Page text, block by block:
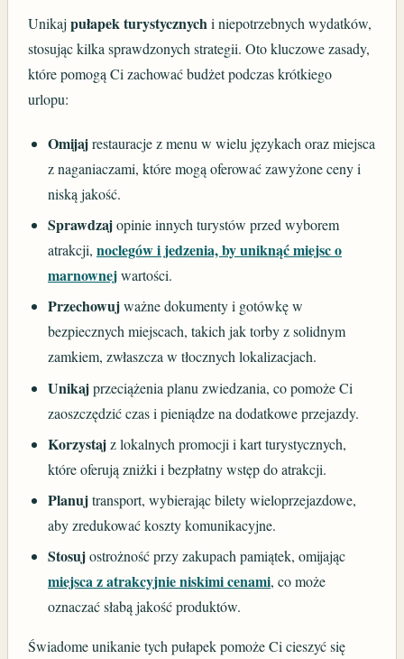
Unikajpułapek turystycznychi niepotrzebnych wydatków,
stosując kilka sprawdzonych strategii. Oto kluczowe zasady,
które pomogą Ci zachować budżet podczas krótkiego
urlopu:
Omijajrestauracje z menu w wielu językach oraz miejsca
z naganiaczami, które mogą oferować zawyżone ceny i
niską jakość.
Sprawdzajopinie innych turystów przed wyborem
atrakcji, noclegów i jedzenia, by uniknąć miejsc o
marnownejwartości.
Przechowujważne dokumenty i gotówkę w
bezpiecznych miejscach, takich jak torby z solidnym
zamkiem, zwłaszcza w tłocznych lokalizacjach.
Unikajprzeciążenia planu zwiedzania, co pomoże Ci
zaoszczędzić czas i pieniądze na dodatkowe przejazdy.
Korzystajz lokalnych promocji i kart turystycznych,
które oferują zniżki i bezpłatny wstęp do atrakcji.
Planujtransport, wybierając bilety wieloprzejazdowe,
aby zredukować koszty komunikacyjne.
Stosujostrożność przy zakupach pamiątek, omijając
miejsca z atrakcyjnie niskimi cenami, co może
oznaczać słabą jakość produktów.
Świadome unikanie tych pułapek pomoże Ci cieszyć się